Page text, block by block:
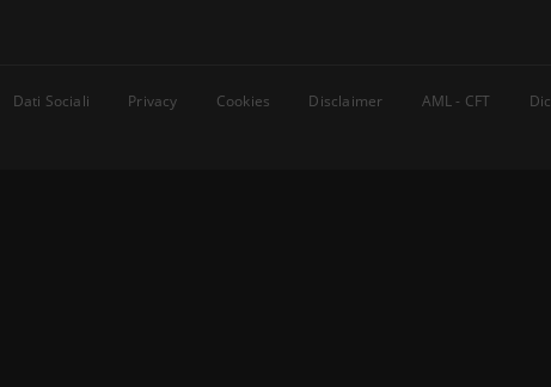
Dati Sociali Privacy Cookies Disclaimer AML - CFT